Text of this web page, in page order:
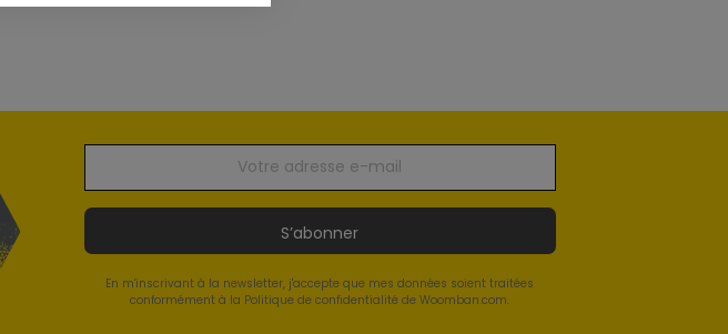
S’abonner
En m'inscrivant à la newsletter, j'accepte que mes données soient traitées
conformément à la Politique de confidentialité de Woomban.com.